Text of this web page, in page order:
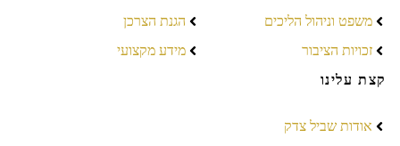
משפט וניהול הליכים
זכויות הציבור
הגנת הצרכן
מידע מקצועי
קצת עלינו
אודות שביל צדק